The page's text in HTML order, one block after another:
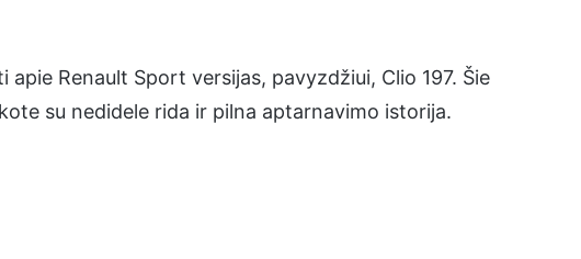
Renault Sport versijas, pavyzdžiui, Clio 197. Šie
su nedidele rida ir pilna aptarnavimo istorija.